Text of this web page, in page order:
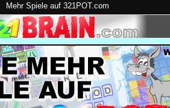
Mehr Spiele auf 321POT.com